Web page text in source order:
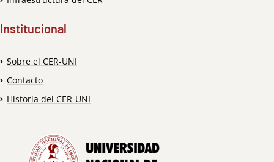
Institucional
Sobre el CER-UNI
Contacto
Historia del CER-UNI